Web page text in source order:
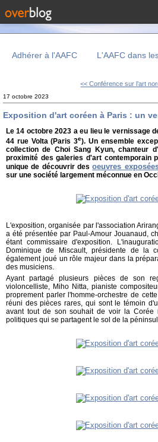
Adhérer à l'AAFC L'AAFC dans
<< Conférence sur l’art
17 octobre 2023
Exposition d'art coréen à Paris : un
Le 14 octobre 2023 a eu lieu le vernissage
44 rue Volta (Paris 3e). Un ensemble
collection de Choi Sang Kyun, chanteur
proximité des galeries d'art contemporain
unique de découvrir desoeuvres
sur une société largement méconnue en
L'exposition, organisée par l'association
a été présentée par Paul-Amour Jouanaud,
étant commissaire d'exposition.
Dominique de Miscault, présidente de la
également joué un rôle majeur dans la
des musiciens.
Ayant partagé plusieurs pièces de son
violoncelliste, Miho Nitta, pianiste
proprement parler l'homme-orchestre de
réuni des pièces rares, qui sont le témoin
avant tout de son souhait de voir la Corée
politiques qui se partagent le sol de la